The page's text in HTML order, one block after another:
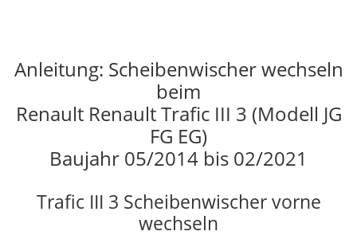
Anleitung: Scheibenwischer wechseln
beim
Renault Renault Trafic III 3 (Modell JG
FG EG)
Baujahr 05/2014 bis 02/2021
Trafic III 3 Scheibenwischer vorne
wechseln